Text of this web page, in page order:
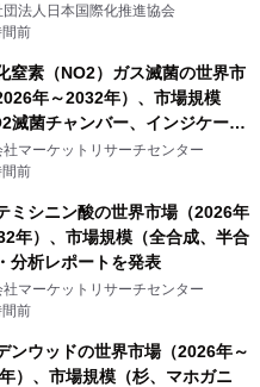
団法人日本国際化推進協会
前
窒素（NO2）ガス滅菌の世界市
年～2032年）、市場規模
滅菌チャンバー、インジケータ
びモニタリングシステム、その
分析レポートを発表
社マーケットリサーチセンター
前
ミシニン酸の世界市場（2026年
年）、市場規模（全合成、半合
分析レポートを発表
社マーケットリサーチセンター
前
ンウッドの世界市場（2026年～
）、市場規模（杉、マホガニ